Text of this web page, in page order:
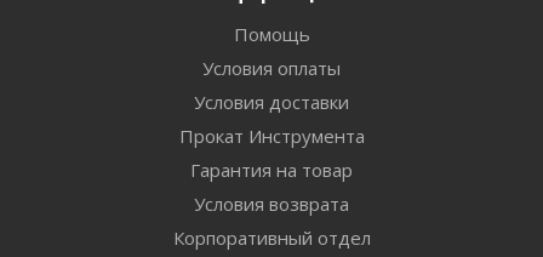
Помощь
Условия оплаты
Условия доставки
Прокат Инструмента
Гарантия на товар
Условия возврата
Корпоративный отдел